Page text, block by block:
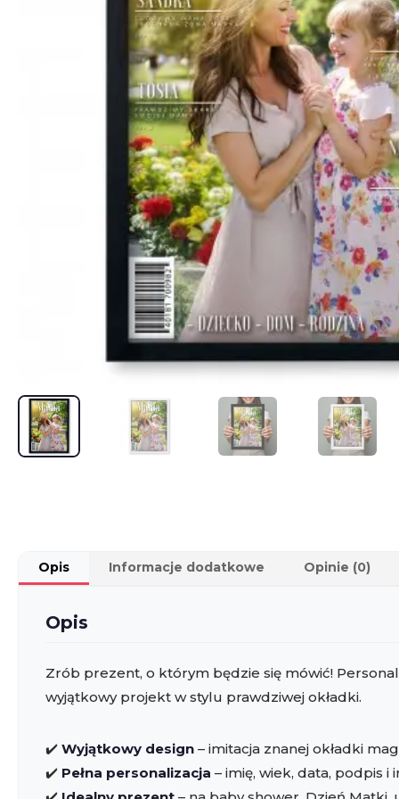
Opis Informacje dodatkowe Opinie (0)
Opis
Zrób prezent, o którym będzie się mówić!
wyjątkowy projekt w stylu prawdziwej okładki.
✔️ Wyjątkowy design – imitacja znanej okładki
✔️ Pełna personalizacja – imię, wiek, data, podpis